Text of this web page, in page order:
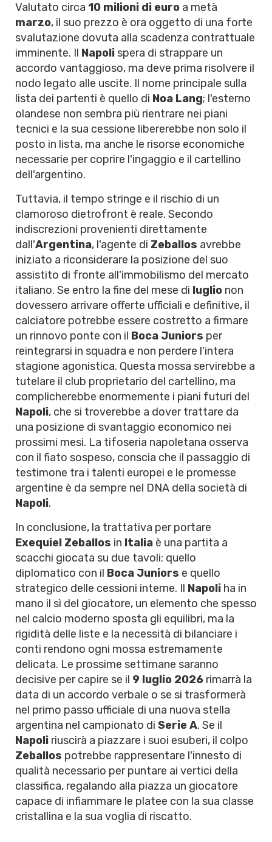
Valutato circa 10 milioni di euro a metà
marzo, il suo prezzo è ora oggetto di una forte
svalutazione dovuta alla scadenza contrattuale
imminente. Il Napoli spera di strappare un
accordo vantaggioso, ma deve prima risolvere il
nodo legato alle uscite. Il nome principale sulla
lista dei partenti è quello di Noa Lang; l'esterno
olandese non sembra più rientrare nei piani
tecnici e la sua cessione libererebbe non solo il
posto in lista, ma anche le risorse economiche
necessarie per coprire l'ingaggio e il cartellino
dell'argentino.
Tuttavia, il tempo stringe e il rischio di un
clamoroso dietrofront è reale. Secondo
indiscrezioni provenienti direttamente
dall'Argentina, l'agente di Zeballos avrebbe
iniziato a riconsiderare la posizione del suo
assistito di fronte all'immobilismo del mercato
italiano. Se entro la fine del mese di luglio non
dovessero arrivare offerte ufficiali e definitive, il
calciatore potrebbe essere costretto a firmare
un rinnovo ponte con il Boca Juniors per
reintegrarsi in squadra e non perdere l'intera
stagione agonistica. Questa mossa servirebbe a
tutelare il club proprietario del cartellino, ma
complicherebbe enormemente i piani futuri del
Napoli, che si troverebbe a dover trattare da
una posizione di svantaggio economico nei
prossimi mesi. La tifoseria napoletana osserva
con il fiato sospeso, conscia che il passaggio di
testimone tra i talenti europei e le promesse
argentine è da sempre nel DNA della società di
Napoli.
In conclusione, la trattativa per portare
Exequiel Zeballos in Italia è una partita a
scacchi giocata su due tavoli: quello
diplomatico con il Boca Juniors e quello
strategico delle cessioni interne. Il Napoli ha in
mano il sì del giocatore, un elemento che spesso
nel calcio moderno sposta gli equilibri, ma la
rigidità delle liste e la necessità di bilanciare i
conti rendono ogni mossa estremamente
delicata. Le prossime settimane saranno
decisive per capire se il 9 luglio 2026 rimarrà la
data di un accordo verbale o se si trasformerà
nel primo passo ufficiale di una nuova stella
argentina nel campionato di Serie A. Se il
Napoli riuscirà a piazzare i suoi esuberi, il colpo
Zeballos potrebbe rappresentare l'innesto di
qualità necessario per puntare ai vertici della
classifica, regalando alla piazza un giocatore
capace di infiammare le platee con la sua classe
cristallina e la sua voglia di riscatto.